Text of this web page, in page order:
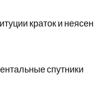
краток и неясен
спутники